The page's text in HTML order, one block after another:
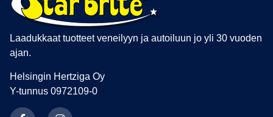
Laadukkaat tuotteet veneilyyn ja autoiluun jo yli 30 vuoden
ajan.
Helsingin Hertziga Oy
Y-tunnus 0972109-0